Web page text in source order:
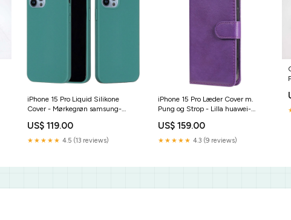
iPhone 15 Pro Liquid Silikone
Cover - Mørkegrøn samsung-
US$ 119.00
★★★★★ 4.5 (13 reviews)
iPhone 15 Pro Læder Cover m.
Pung og Strop - Lilla huawei-
US$ 159.00
★★★★★ 4.3 (9 reviews)